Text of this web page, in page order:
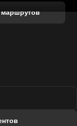
маршрутов